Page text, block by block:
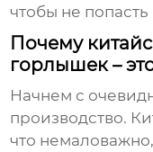
чтобы не попасть
Почему
горлышек –
Начнем с
производство.
что